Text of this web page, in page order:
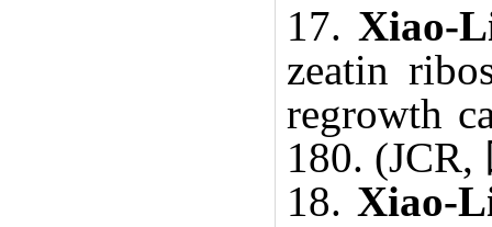
17. Xiao-
zeatin
regrowth
180. (JCR,
18.Xiao-